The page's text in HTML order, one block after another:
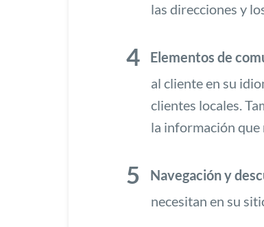
las direcciones y
Elementos de
al cliente en su
clientes locales.
la información que
Navegación y
necesitan en su